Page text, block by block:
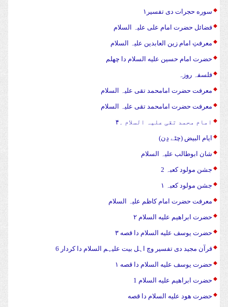
سوره حجرات دی تفسیر۱
فضائل حضرت امام علی علیہ السلام
معرفتِ امام زین العابدین علیہ السلام
حضرت امام حسین علیه السلام دا چهلم
فلسفہ روزہ
معرفت حضرت امامحمد تقی علیہ السلام
معرفت حضرت امامحمد تقی علیہ السلام
امام محمد تقی علیہ السلام ۔۴
ایام البیض (چٹے دِن)
شان ابوطالب علیہ السلام
جشن مولود کعبہ 2
جشن مولود کعبہ ۱
معرفت حضرت امام کاظم علیہ السلام
حضرت ابراهیم علیه السلام ۲
حضرت يوسف علیه السلام دا قصه ۳
قرآن مجید دی تفسیر وچ اہل بیت علیہم السلام دا کردار 6
حضرت يوسف علیه السلام دا قصه ۱
حضرت ابراهیم علیه السلام 1
حضرت هود علیه السلام دا قصه